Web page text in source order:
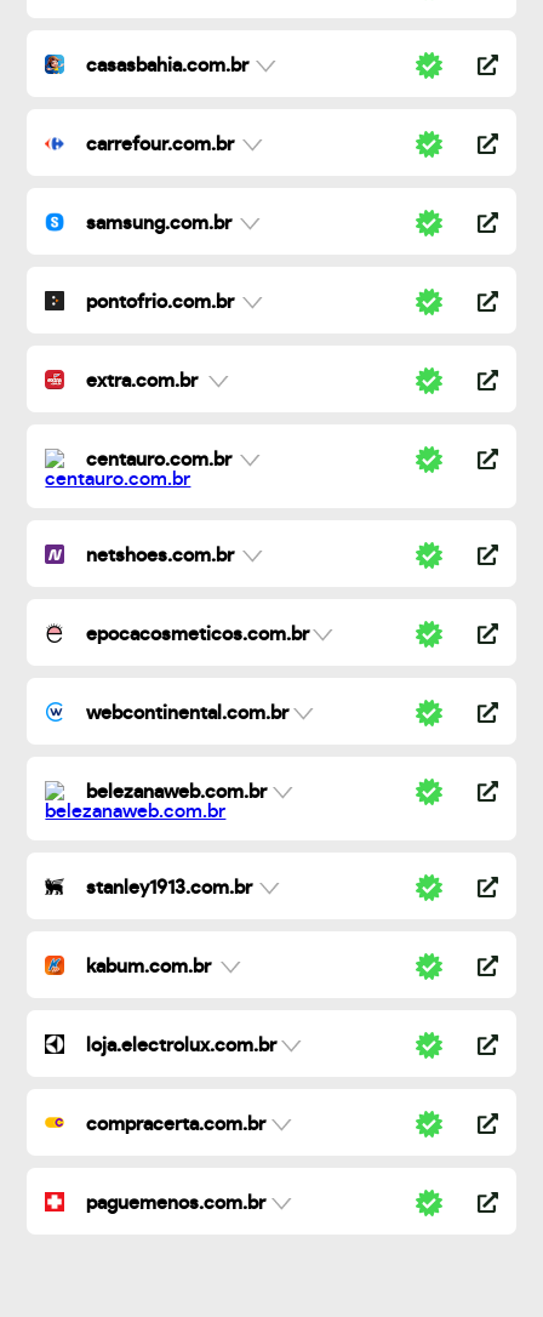
casasbahia.com.br
carrefour.com.br
samsung.com.br
pontofrio.com.br
extra.com.br
centauro.com.br
netshoes.com.br
epocacosmeticos.com.br
webcontinental.com.br
belezanaweb.com.br
stanley1913.com.br
kabum.com.br
loja.electrolux.com.br
compracerta.com.br
paguemenos.com.br